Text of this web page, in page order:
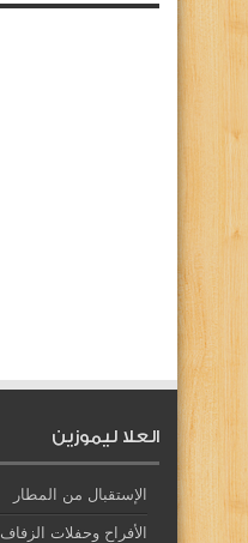
العلا ليموزين
الإستقبال من المطار
الأفراح وحفلات الزفاف